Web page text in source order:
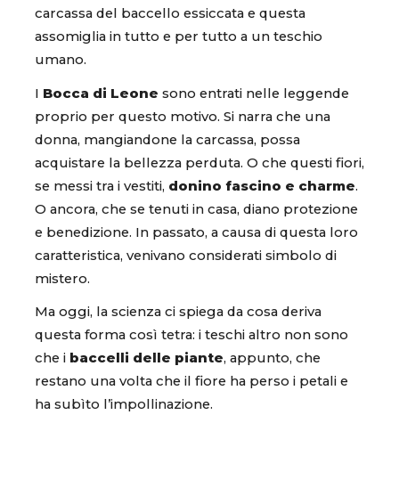
carcassa del baccello essiccata e questa
assomiglia in tutto e per tutto a un teschio
umano.
I Bocca di Leone sono entrati nelle leggende
proprio per questo motivo. Si narra che una
donna, mangiandone la carcassa, possa
acquistare la bellezza perduta. O che questi fiori,
se messi tra i vestiti, donino fascino e charme.
O ancora, che se tenuti in casa, diano protezione
e benedizione. In passato, a causa di questa loro
caratteristica, venivano considerati simbolo di
mistero.
Ma oggi, la scienza ci spiega da cosa deriva
questa forma così tetra: i teschi altro non sono
che i baccelli delle piante, appunto, che
restano una volta che il fiore ha perso i petali e
ha subìto l’impollinazione.